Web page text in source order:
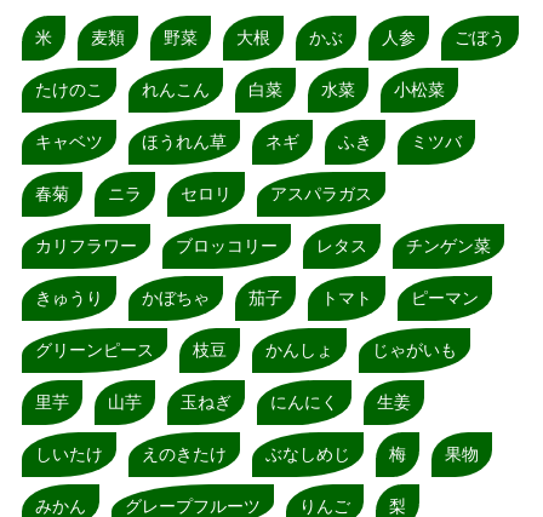
米 麦類 野菜 大根 かぶ 人参 ごぼう
たけのこ れんこん 白菜 水菜 小松菜
キャベツ ほうれん草 ネギ ふき ミツバ
春菊 ニラ セロリ アスパラガス
カリフラワー ブロッコリー レタス チンゲン菜
きゅうり かぼちゃ 茄子 トマト ピーマン
グリーンピース 枝豆 かんしょ じゃがいも
里芋 山芋 玉ねぎ にんにく 生姜
しいたけ えのきたけ ぶなしめじ 梅 果物
みかん グレープフルーツ りんご 梨